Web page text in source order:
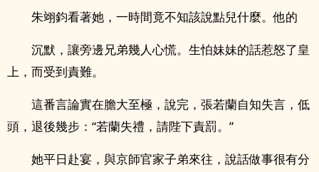
朱翊鈞看著她，一時間竟不知該說點兒什麼。他的
沉默，讓旁邊兄弟幾人心慌。生怕妹妹的話惹怒了皇
上，而受到責難。
這番言論實在膽大至極，說完，張若蘭自知失言，低
頭，退後幾步：“若蘭失禮，請陛下責罰。”
她平日赴宴，與京師官家子弟來往，說話做事很有分